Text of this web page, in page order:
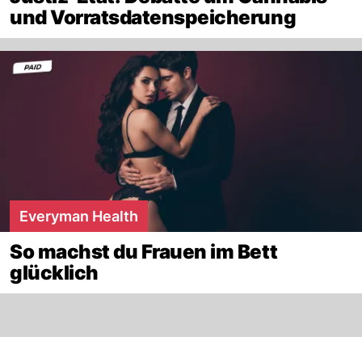
und Vorratsdatenspeicherung
Everyman Health
So machst du Frauen im Bett
glücklich